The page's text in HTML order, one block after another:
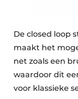
De closed loop
maakt het
net zoals een
waardoor dit
voor klassieke